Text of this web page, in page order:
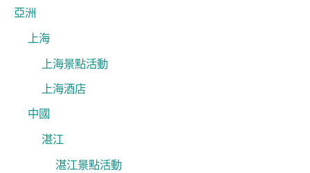
字
亞洲
上海
上海景點活動
上海酒店
中國
湛江
湛江景點活動